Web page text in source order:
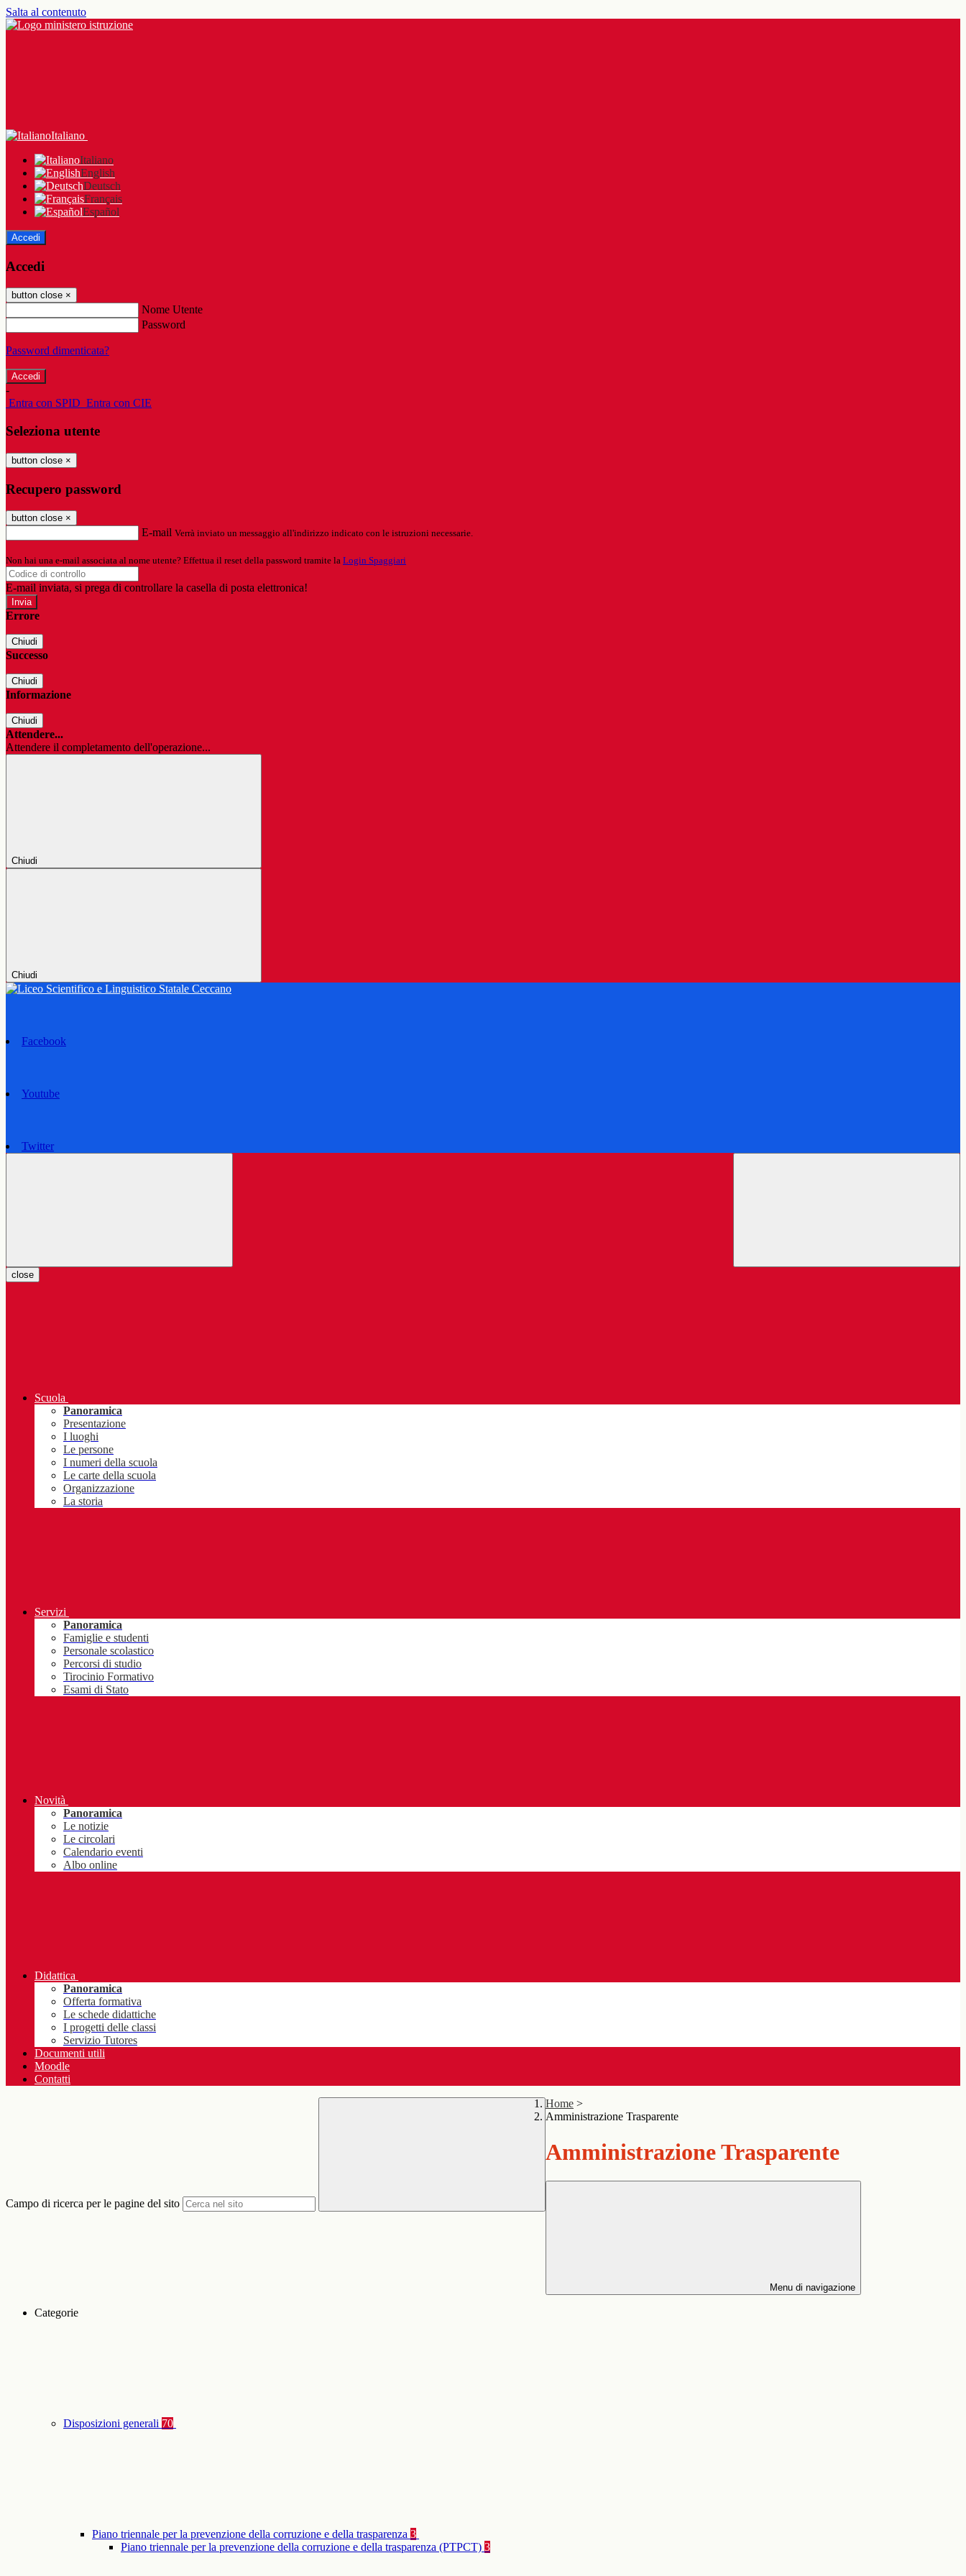
Salta al contenuto
Italiano
Italiano
English
Deutsch
Français
Español
Accedi
Accedi
button close ×
Nome Utente
Password
Password dimenticata?
-
Entra con SPID Entra con CIE
Seleziona utente
button close ×
Recupero password
button close ×
E-mail Verrà inviato un messaggio all'indirizzo indicato con le istruzioni necessarie.
Non hai una e-mail associata al nome utente? Effettua il reset della password tramite la Login Spaggiari
E-mail inviata, si prega di controllare la casella di posta elettronica!
Errore
Chiudi
Successo
Chiudi
Informazione
Chiudi
Attendere...
Attendere il completamento dell'operazione...
Chiudi
Chiudi
Facebook
Youtube
Twitter
close
Scuola
Panoramica
Presentazione
I luoghi
Le persone
I numeri della scuola
Le carte della scuola
Organizzazione
La storia
Servizi
Panoramica
Famiglie e studenti
Personale scolastico
Percorsi di studio
Tirocinio Formativo
Esami di Stato
Novità
Panoramica
Le notizie
Le circolari
Calendario eventi
Albo online
Didattica
Panoramica
Offerta formativa
Le schede didattiche
I progetti delle classi
Servizio Tutores
Documenti utili
Moodle
Contatti
Campo di ricerca per le pagine del sito
Home >
Amministrazione Trasparente
Amministrazione Trasparente
Menu di navigazione
Categorie
Disposizioni generali 70
Piano triennale per la prevenzione della corruzione e della trasparenza 3
Piano triennale per la prevenzione della corruzione e della trasparenza (PTPCT) 3